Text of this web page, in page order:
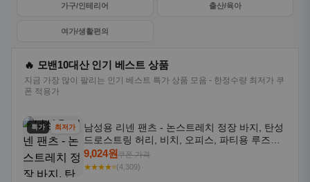
가구/인테리어 출산/육아
여가/생활편의
🔥 모밴10대산 인기 베스트 상품
지금 가장 많이 팔리는 인기 베스트 특가 상품 모음 - 한정수량 최저가 쿠
폰 적용가
특가 최저가
남성용 리넨 팬츠 - 논스트레치 정장 바지, 탄성
드로스트링 허리, 비치, 오피스, 파티용 루즈핏
트라우저 - 세탁기 사용 가능한 캐주얼 정장 의
상
9,024원쿠폰 가격
★★★★⭐(4,309)